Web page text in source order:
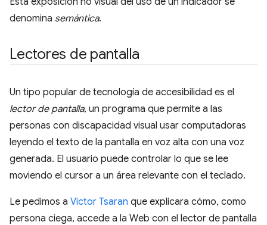
denomina semántica.
Lectores de pantalla
Un tipo popular de tecnología de accesibilidad es el
lector de pantalla, un programa que permite a las
personas con discapacidad visual usar computadoras
leyendo el texto de la pantalla en voz alta con una voz
generada. El usuario puede controlar lo que se lee
moviendo el cursor a un área relevante con el teclado.
Le pedimos a Victor Tsaran que explicara cómo, como
persona ciega, accede a la Web con el lector de pantalla